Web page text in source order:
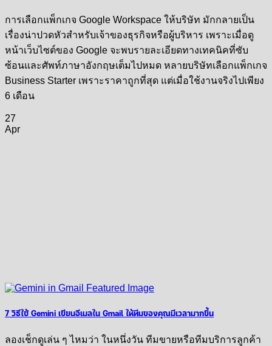
การเลือกแพ็กเกจ Google Workspace ให้บริษัท มักกลายเป็น
เรื่องน่าปวดหัวสำหรับเจ้าของธุรกิจหรือผู้บริหาร เพราะเมื่อดู
หน้าเว็บไซต์ของ Google จะพบรายละเอียดทางเทคนิคที่ซับ
ซ้อนและศัพท์ภาษาอังกฤษเต็มไปหมด หลายบริษัทเลือกแพ็กเกจ
Business Starter เพราะราคาถูกที่สุด แต่เมื่อใช้งานจริงไปเพียง
6 เดือน
27
Apr
7 วิธีใช้ Gemini เขียนอีเมลใน Gmail ให้ทีมของคุณมีเวลามากขึ้น
ลองเช็กดูเล่น ๆ ไหมว่า ในหนึ่งวัน ทีมขายหรือทีมบริการลูกค้า